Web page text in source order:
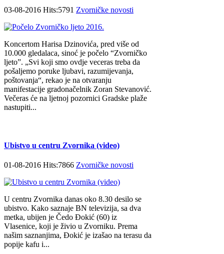
03-08-2016 Hits:5791 Zvorničke novosti
Koncertom Harisa Dzinovića, pred više od
10.000 gledalaca, sinoć je počelo “Zvorničko
ljeto”. „Svi koji smo ovdje veceras treba da
pošaljemo poruke ljubavi, razumijevanja,
poštovanja“, rekao je na otvaranju
manifestacije gradonačelnik Zoran Stevanović.
Večeras će na ljetnoj pozornici Gradske plaže
nastupiti...
Ubistvo u centru Zvornika (video)
01-08-2016 Hits:7866 Zvorničke novosti
U centru Zvornika danas oko 8.30 desilo se
ubistvo. Kako saznaje BN televizija, sa dva
metka, ubijen je Čedo Đokić (60) iz
Vlasenice, koji je živio u Zvorniku. Prema
našim saznanjima, Đokić je izašao na terasu da
popije kafu i...